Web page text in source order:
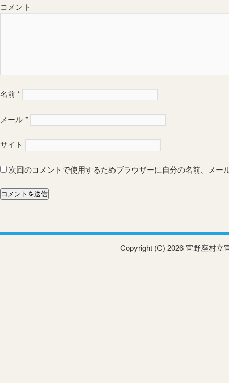
コメント
名前*
メール*
サイト
次回のコメントで使用するためブラウザーに自分の名前、メー
Copyright (C) 2026 宜野座村立